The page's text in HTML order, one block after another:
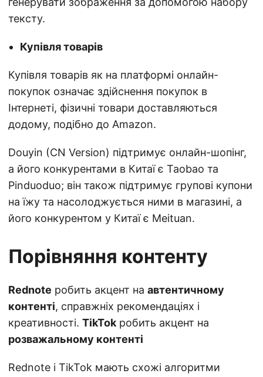
тексту.
Купівля товарів
Купівля товарів як на платформі онлайн-
покупок означає здійснення покупок в
Інтернеті, фізичні товари доставляються
додому, подібно до Amazon.
Douyin (CN Version) підтримує онлайн-шопінг,
а його конкурентами в Китаї є Taobao та
Pinduoduo; він також підтримує групові купони
на їжу та насолоджується ними в магазині, а
його конкурентом у Китаї є Meituan.
Порівняння контенту
Rednote робить акцент на автентичному
контенті, справжніх рекомендаціях і
креативності. TikTokробить акцент на
розважальному контенті
Rednote і TikTok мають схожі алгоритми